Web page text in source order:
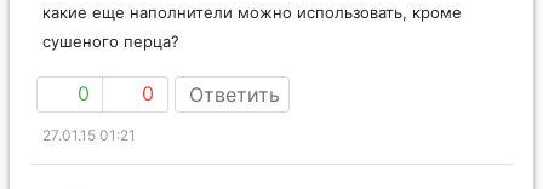
какие еще наполнители можно использовать, кроме
сушеного перца?
0 0 Ответить
27.01.15 01:21